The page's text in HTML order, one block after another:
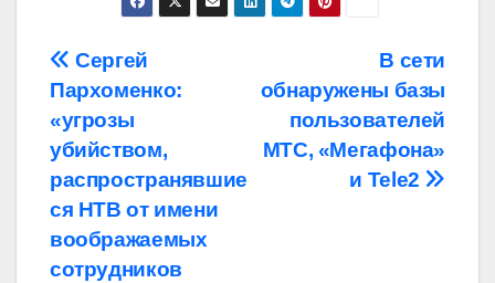
Навигация
по
записям
В сети
обнаружены базы
пользователей
МТС, «Мегафона»
и Tele2
Сергей
Пархоменко:
«угрозы
убийством,
распространявшие
ся НТВ от имени
воображаемых
сотрудников